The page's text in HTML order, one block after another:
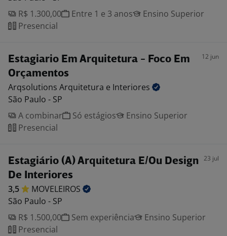
R$ 1.300,00
Entre 1 e 3 anos
Ensino Superior
Presencial
Estagiario Em Arquitetura - Foco Em
Orçamentos
12 jun
Arqsolutions Arquitetura e Interiores
São Paulo - SP
A combinar
Só estágios
Ensino Superior
Presencial
Estagiário (A) Arquitetura E/Ou Design
De Interiores
23 jul
3,5
MOVELEIROS
São Paulo - SP
R$ 1.500,00
Sem experiência
Ensino Superior
Presencial